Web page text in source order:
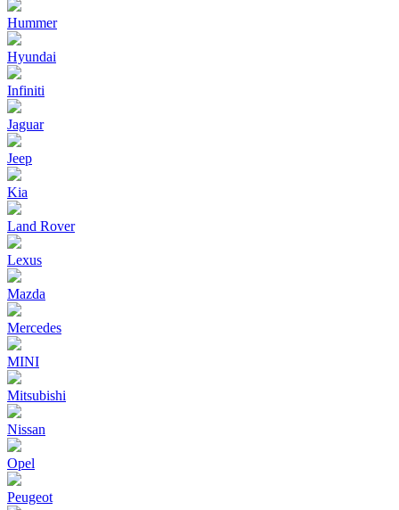
Hummer
Hyundai
Infiniti
Jaguar
Jeep
Kia
Land Rover
Lexus
Mazda
Mercedes
MINI
Mitsubishi
Nissan
Opel
Peugeot